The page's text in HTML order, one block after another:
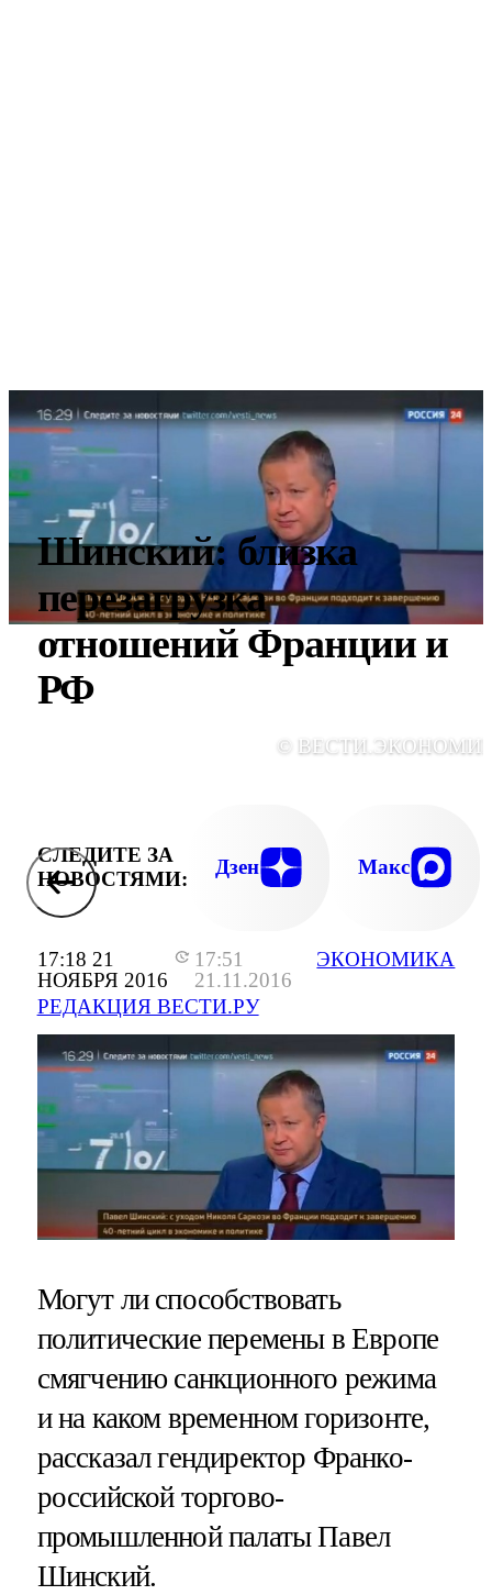
17:18 21
НОЯБРЯ 2016
17:51
21.11.2016
РЕДАКЦИЯ ВЕСТИ.РУ
ЭКОНОМИКА
Шинский: близка
перезагрузка
отношений Франции и
РФ
©
СЛЕДИТЕ ЗА
НОВОСТЯМИ:
Дзен Макс
Могут ли способствовать
политические перемены в Европе
смягчению санкционного режима
и на каком временном горизонте,
рассказал гендиректор Франко-
российской торгово-
промышленной палаты Павел
Шинский.